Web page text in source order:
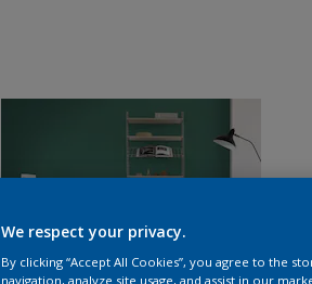
We respect your privacy.
By clicking “Accept All Cookies”, you agree to the
navigation, analyze site usage, and assist in our